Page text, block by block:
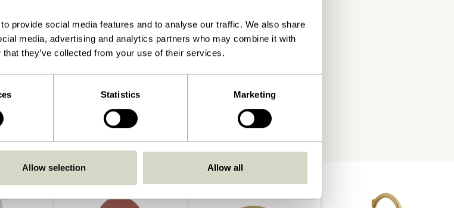
provide social media features and to analyse our traffic. We also share
media, advertising and analytics partners who may combine it with
they’ve collected from your use of their services.
Statistics Marketing
Allow selection Allow all